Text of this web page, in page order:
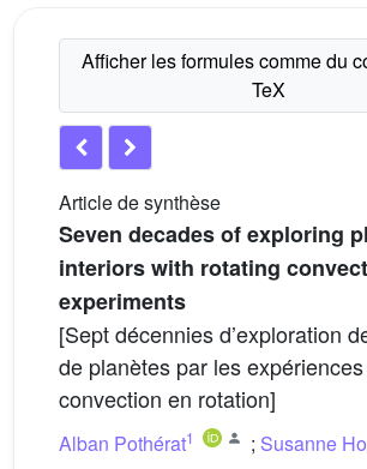
Article de synthèse
Seven decades of exploring
interiors with rotating
experiments
[Sept décennies d’exploration
de planètes par les
convection en rotation]
Alban Pothérat1 ; Susanne